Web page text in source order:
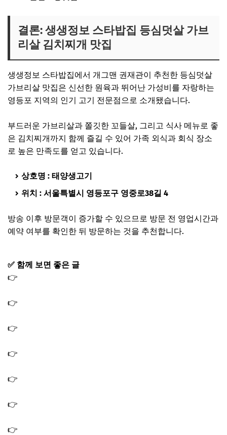
결론: 생생정보 스타밥집 등심덧살 가브
리살 김치찌개 맛집
생생정보 스타밥집에서 개그맨 권재관이 추천한 등심덧살
가브리살 맛집은 신선한 원육과 뛰어난 가성비를 자랑하는
영등포 지역의 인기 고기 전문점으로 소개됐습니다.
부드러운 가브리살과 쫄깃한 꼬들살, 그리고 식사 메뉴로 좋
은 김치찌개까지 함께 즐길 수 있어 가족 외식과 회식 장소
로 높은 만족도를 얻고 있습니다.
상호명 : 태양생고기
위치 : 서울특별시 영등포구 영중로38길 4
방송 이후 방문객이 증가할 수 있으므로 방문 전 영업시간과
예약 여부를 확인한 뒤 방문하는 것을 추천합니다.
✅ 함께 보면 좋은 글
👉
👉
👉
👉
👉
👉
👉